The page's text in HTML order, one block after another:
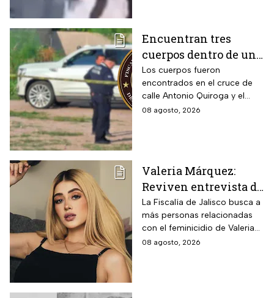
Encuentran tres
cuerpos dentro de una
camioneta de lujo en
Hermosillo;
investigan posible
riña
Los cuerpos fueron
encontrados en el cruce de
calle Antonio Quiroga y el
Boulevard Camino del Serie
08 agosto, 2026
Valeria Márquez:
Reviven entrevista de
Vivian de la torre en
donde se deslindó del
feminicidio de su
amiga
La Fiscalía de Jalisco busca a
más personas relacionadas
con el feminicidio de Valeria
Márquez, mientras vuelve a
08 agosto, 2026